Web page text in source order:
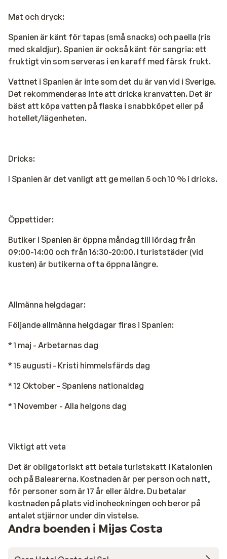
Mat och dryck:
Spanien är känt för tapas (små snacks) och paella (ris
med skaldjur). Spanien är också känt för sangria: ett
fruktigt vin som serveras i en karaff med färsk frukt.
Vattnet i Spanien är inte som det du är van vid i Sverige.
Det rekommenderas inte att dricka kranvatten. Det är
bäst att köpa vatten på flaska i snabbköpet eller på
hotellet/lägenheten.
Dricks:
I Spanien är det vanligt att ge mellan 5 och 10 % i dricks.
Öppettider:
Butiker i Spanien är öppna måndag till lördag från
09:00-14:00 och från 16:30-20:00. I turiststäder (vid
kusten) är butikerna ofta öppna längre.
Allmänna helgdagar:
Följande allmänna helgdagar firas i Spanien:
* 1 maj - Arbetarnas dag
* 15 augusti - Kristi himmelsfärds dag
* 12 Oktober - Spaniens nationaldag
* 1 November - Alla helgons dag
Viktigt att veta
Det är obligatoriskt att betala turistskatt i Katalonien
och på Balearerna. Kostnaden är per person och natt,
för personer som är 17 år eller äldre. Du betalar
kostnaden på plats vid incheckningen och beror på
antalet stjärnor under din vistelse.
Andra boenden i Mijas Costa